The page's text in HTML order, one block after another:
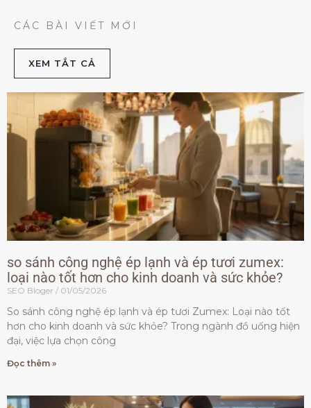
CÁC BÀI VIẾT MỚI
XEM TẮT CẢ
so sánh công nghệ ép lạnh và ép tươi zumex:
loại nào tốt hơn cho kinh doanh và sức khỏe?
SEO Bloger 01/05/2026
So sánh công nghệ ép lạnh và ép tươi Zumex: Loại nào tốt
hơn cho kinh doanh và sức khỏe? Trong ngành đồ uống hiện
đại, việc lựa chọn công
Đọc thêm »